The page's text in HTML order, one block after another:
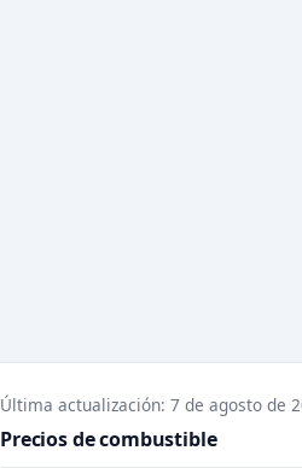
Última actualización: 7 de agosto de
Precios de combustible